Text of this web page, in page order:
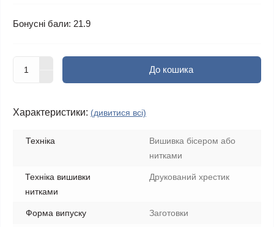
Бонусні бали: 21.9
До кошика
Характеристики: (дивитися всі)
Техніка
Вишивка бісером або
нитками
Техніка вишивки
нитками
Друкований хрестик
Форма випуску Заготовки